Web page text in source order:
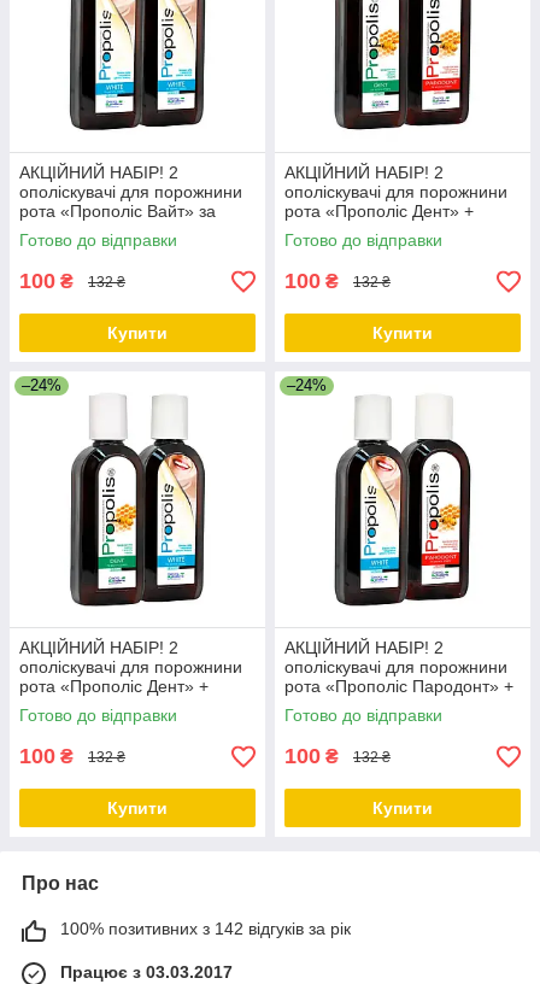
АКЦІЙНИЙ НАБІР! 2
ополіскувачі для порожнини
рота «Прополіс Вайт» за
ЗНИЖЕНОЮ ЦІНОЮ
Готово до відправки
100 ₴ 132 ₴
Купити
АКЦІЙНИЙ НАБІР! 2
ополіскувачі для порожнини
рота «Прополіс Дент» +
«Прополіс Пародонт» за
ЗНИЖЕНОЮ ЦІНОЮ
Готово до відправки
100 ₴ 132 ₴
Купити
–24%
АКЦІЙНИЙ НАБІР! 2
ополіскувачі для порожнини
рота «Прополіс Дент» +
«Прополіс Вайт» за
ЗНИЖЕНОЮ ЦІНОЮ
Готово до відправки
100 ₴ 132 ₴
Купити
–24%
АКЦІЙНИЙ НАБІР! 2
ополіскувачі для порожнини
рота «Прополіс Пародонт» +
«Прополіс Вайт» за
ЗНИЖЕНОЮ ЦІНОЮ
Готово до відправки
100 ₴ 132 ₴
Купити
Про нас
100% позитивних з 142 відгуків за рік
Працює з 03.03.2017